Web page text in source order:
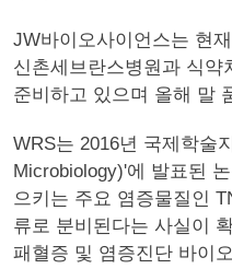
JW바이오사이언스는 현
신촌세브란스병원과 식
준비하고 있으며 올해 말
WRS는 2016년 국제학술
Microbiology)'에 발표된
으키는 주요 염증물질인
류로 분비된다는 사실이
패혈증 및 염증진단 바이